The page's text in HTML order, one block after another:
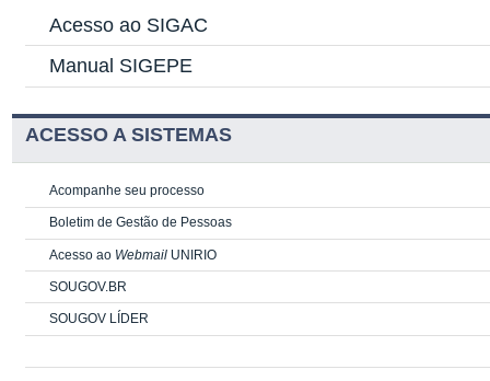
Acesso ao SIGAC
Manual SIGEPE
ACESSO A SISTEMAS
Acompanhe seu processo
Boletim de Gestão de Pessoas
Acesso ao Webmail UNIRIO
SOUGOV.BR
SOUGOV LÍDER